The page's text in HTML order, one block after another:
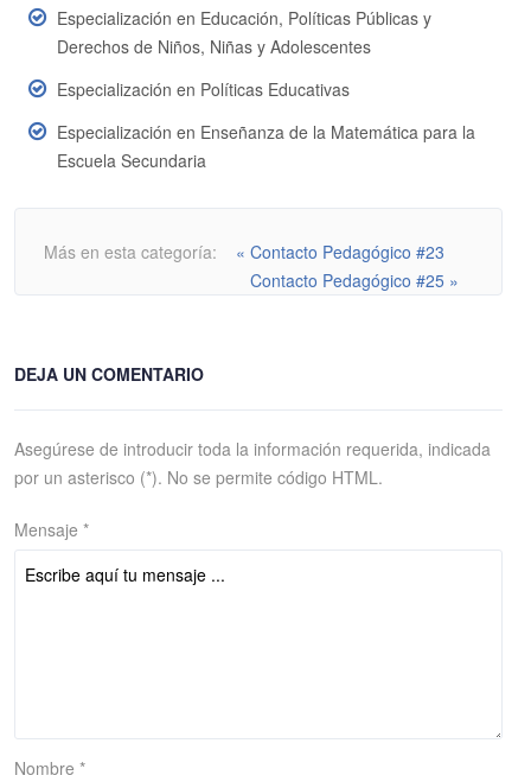
Especialización en Educación, Políticas Públicas y
Derechos de Niños, Niñas y Adolescentes
Especialización en Políticas Educativas
Especialización en Enseñanza de la Matemática para la
Escuela Secundaria
Más en esta categoría:
« Contacto Pedagógico #23
Contacto Pedagógico #25 »
DEJA UN COMENTARIO
Asegúrese de introducir toda la información requerida, indicada
por un asterisco (*). No se permite código HTML.
Mensaje *
Nombre *